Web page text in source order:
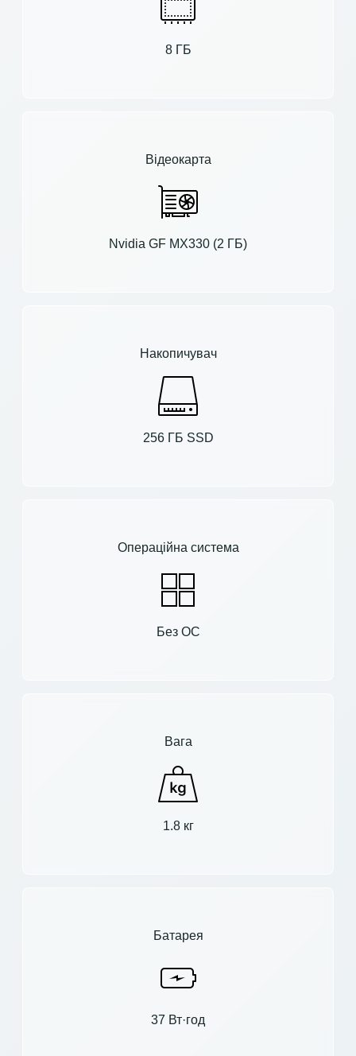
8 ГБ
Відеокарта
Nvidia GF MX330 (2 ГБ)
Накопичувач
256 ГБ SSD
Операційна система
Без ОС
Вага
1.8 кг
Батарея
37 Вт·год